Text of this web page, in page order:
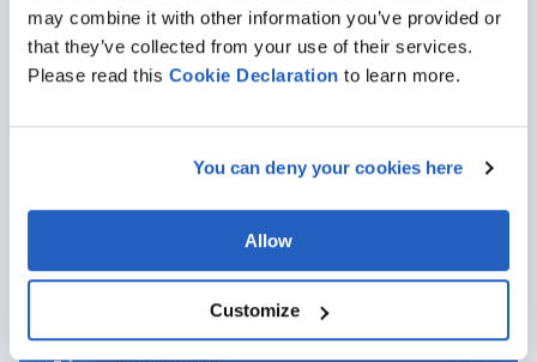
may combine it with other information you’ve provided or
that they’ve collected from your use of their services.
Please read this Cookie Declaration to learn more.
You can deny your cookies here
Allow
Customize
MÁS CASOS
Apoyamos su dominio empresarial
Aprovechando nuestra experiencia de dos décadas con SAP,
junto con diversos conocimientos industriales, le ayudaremos a
seleccionar soluciones que generen un valor significativo y a